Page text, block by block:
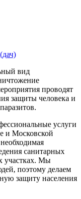
вид
проводят
защиты человека и
услуги
и Московской
санитарных
участках. Мы
поэтому делаем
защиту населения